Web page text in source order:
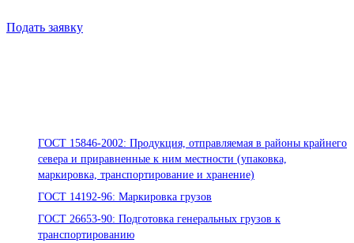
Подать заявку
ГОСТ 15846-2002: Продукция, отправляемая в районы крайнего
севера и приравненные к ним местности (упаковка,
маркировка, транспортирование и хранение)
ГОСТ 14192-96: Маркировка грузов
ГОСТ 26653-90: Подготовка генеральных грузов к
транспортированию